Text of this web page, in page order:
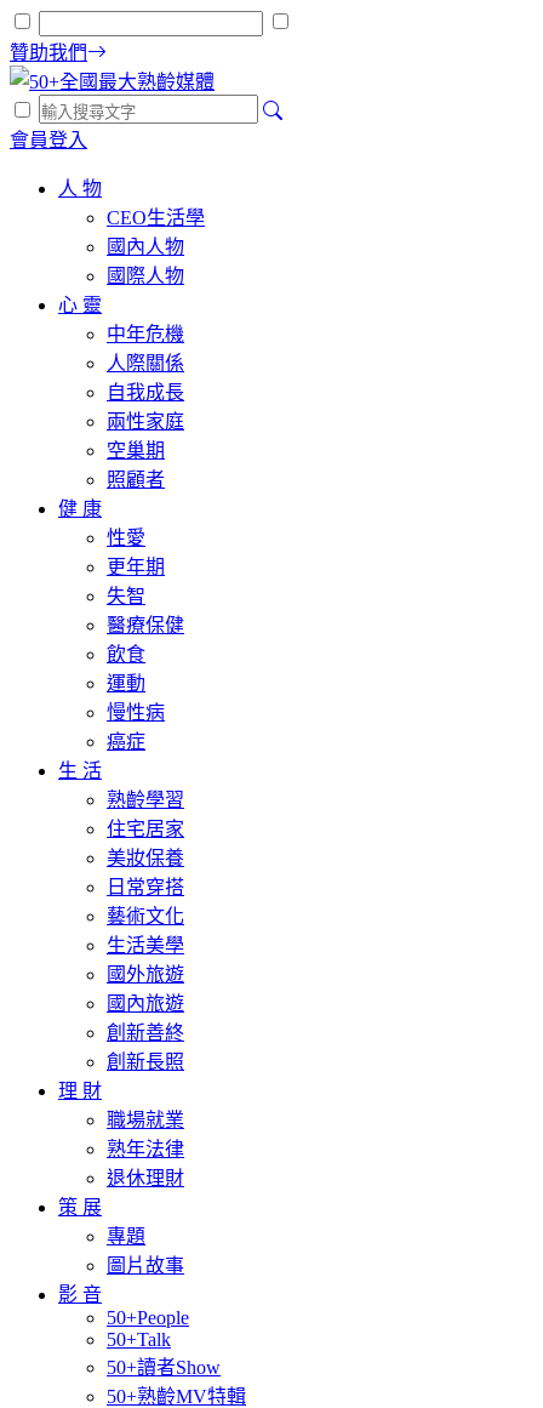
贊助我們
會員登入
人 物
CEO生活學
國內人物
國際人物
心 靈
中年危機
人際關係
自我成長
兩性家庭
空巢期
照顧者
健 康
性愛
更年期
失智
醫療保健
飲食
運動
慢性病
癌症
生 活
熟齡學習
住宅居家
美妝保養
日常穿搭
藝術文化
生活美學
國外旅遊
國內旅遊
創新善終
創新長照
理 財
職場就業
熟年法律
退休理財
策 展
專題
圖片故事
影 音
50+People
50+Talk
50+讀者Show
50+熟齡MV特輯